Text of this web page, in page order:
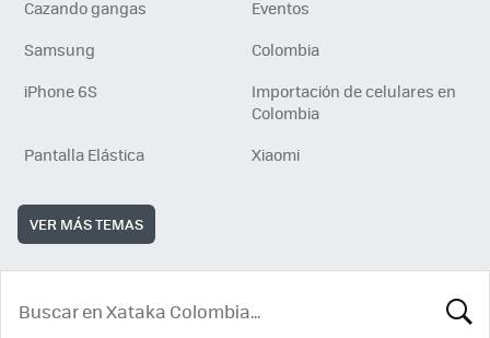
Cazando gangas
Eventos
Samsung
Colombia
iPhone 6S
Importación de celulares en
Colombia
Pantalla Elástica
Xiaomi
VER MÁS TEMAS